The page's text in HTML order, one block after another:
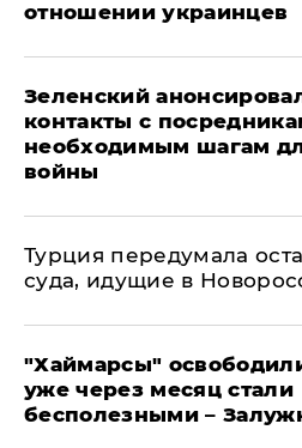
отношении украинцев
Зеленский
контакты с
необходимым шагам
войны
Турция передумала
суда, идущие в
"Хаймарсы"
уже через месяц стали
бесполезными –